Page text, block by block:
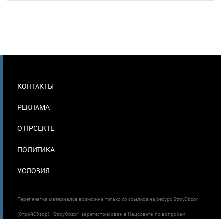
В
КОНТАКТЫ
РЕКЛАМА
О ПРОЕКТЕ
ПОЛИТИКА
УСЛОВИЯ
Перепечатка материалов возможна только со ссылкой на ресурс StroyObzor
(СтройОбзор). "StroyObzor" зарегистрирован в Нацсовете по вопросам